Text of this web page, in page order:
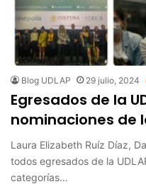
Blog UDLAP 29 julio, 2024
Egresados de la
nominaciones de
Laura Elizabeth Ruíz Díaz,
todos egresados de la
categorías…